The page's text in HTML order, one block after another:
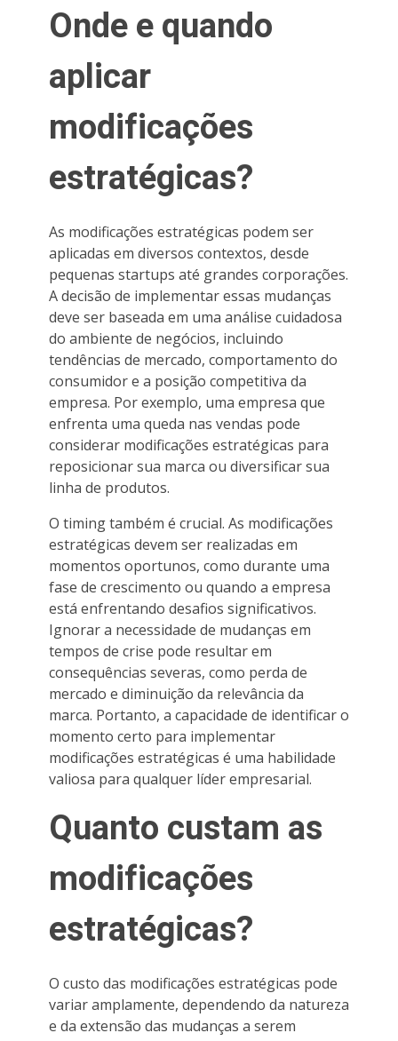
Onde e quando
aplicar
modificações
estratégicas?
As modificações estratégicas podem ser
aplicadas em diversos contextos, desde
pequenas startups até grandes corporações.
A decisão de implementar essas mudanças
deve ser baseada em uma análise cuidadosa
do ambiente de negócios, incluindo
tendências de mercado, comportamento do
consumidor e a posição competitiva da
empresa. Por exemplo, uma empresa que
enfrenta uma queda nas vendas pode
considerar modificações estratégicas para
reposicionar sua marca ou diversificar sua
linha de produtos.
O timing também é crucial. As modificações
estratégicas devem ser realizadas em
momentos oportunos, como durante uma
fase de crescimento ou quando a empresa
está enfrentando desafios significativos.
Ignorar a necessidade de mudanças em
tempos de crise pode resultar em
consequências severas, como perda de
mercado e diminuição da relevância da
marca. Portanto, a capacidade de identificar o
momento certo para implementar
modificações estratégicas é uma habilidade
valiosa para qualquer líder empresarial.
Quanto custam as
modificações
estratégicas?
O custo das modificações estratégicas pode
variar amplamente, dependendo da natureza
e da extensão das mudanças a serem